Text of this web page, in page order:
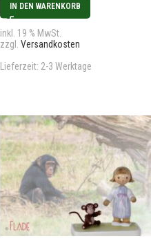
IN DEN WARENKORB
inkl. 19 % MwSt.
zzgl. Versandkosten
Lieferzeit: 2-3 Werktage